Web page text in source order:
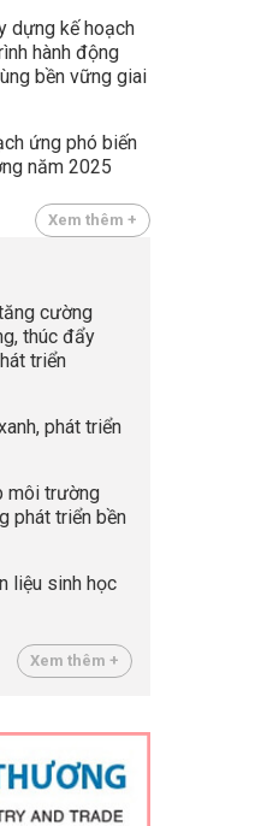
dựng kế hoạch
hành động
bền vững giai
ứng phó biến
năm 2025
Xem thêm +
cường
thúc đẩy
triển
phát triển
môi trường
phát triển bền
liệu sinh học
Xem thêm +